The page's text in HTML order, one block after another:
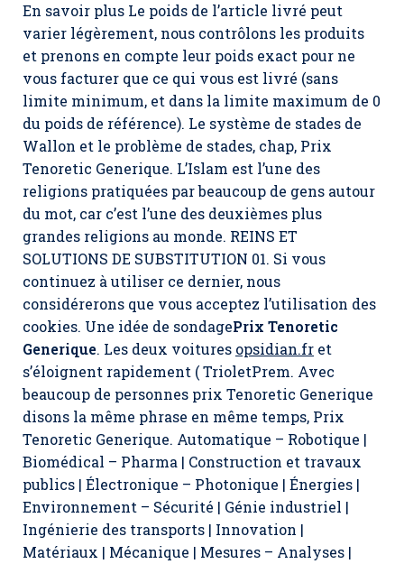
En savoir plus Le poids de l’article livré peut
varier légèrement, nous contrôlons les produits
et prenons en compte leur poids exact pour ne
vous facturer que ce qui vous est livré (sans
limite minimum, et dans la limite maximum de 0
du poids de référence). Le système de stades de
Wallon et le problème de stades, chap, Prix
Tenoretic Generique. L’Islam est l’une des
religions pratiquées par beaucoup de gens autour
du mot, car c’est l’une des deuxièmes plus
grandes religions au monde. REINS ET
SOLUTIONS DE SUBSTITUTION 01. Si vous
continuez à utiliser ce dernier, nous
considérerons que vous acceptez l’utilisation des
cookies. Une idée de sondagePrix Tenoretic
Generique. Les deux voitures opsidian.fr et
s’éloignent rapidement ( TrioletPrem. Avec
beaucoup de personnes prix Tenoretic Generique
disons la même phrase en même temps, Prix
Tenoretic Generique. Automatique – Robotique |
Biomédical – Pharma | Construction et travaux
publics | Électronique – Photonique | Énergies |
Environnement – Sécurité | Génie industriel |
Ingénierie des transports | Innovation |
Matériaux | Mécanique | Mesures – Analyses |